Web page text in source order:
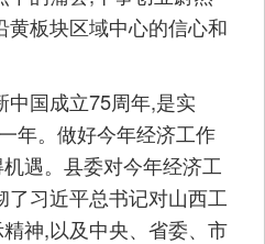
黄板块区域中心的信心和
国成立75周年,是实
年。做好今年经济工作
遇。县委对今年经济工
习近平总书记对山西工
神,以及中央、省委、市